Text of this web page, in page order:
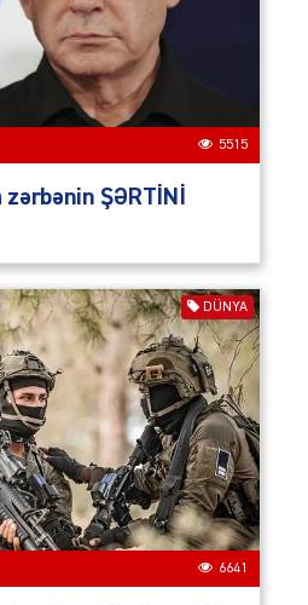
5515
ŞƏRTİNİ
DÜNYA
6641